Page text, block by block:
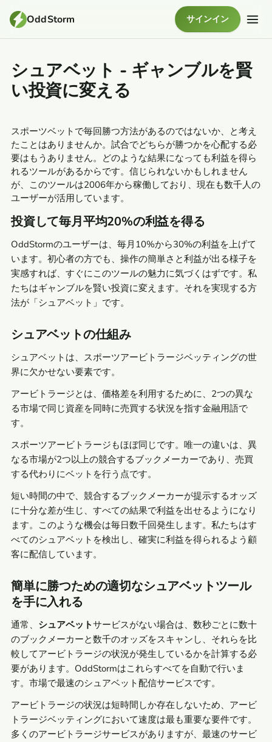
OddStorm サインイン
シュアベット - ギャンブルを賢
い投資に変える
スポーツベットで毎回勝つ方法があるのではないか、と考え
たことはありませんか。試合でどちらが勝つかを心配する必
要はもうありません。どのような結果になっても利益を得ら
れるツールがあるからです。信じられないかもしれません
が、このツールは2006年から稼働しており、現在も数千人の
ユーザーが活用しています。
投資して毎月平均20%の利益を得る
OddStormのユーザーは、毎月10%から30%の利益を上げて
います。初心者の方でも、操作の簡単さと利益が出る様子を
実感すれば、すぐにこのツールの魅力に気づくはずです。私
たちはギャンブルを賢い投資に変えます。それを実現する方
法が「シュアベット」です。
シュアベットの仕組み
シュアベットは、スポーツアービトラージベッティングの世
界に欠かせない要素です。
アービトラージとは、価格差を利用するために、2つの異な
る市場で同じ資産を同時に売買する状況を指す金融用語で
す。
スポーツアービトラージもほぼ同じです。唯一の違いは、異
なる市場が2つ以上の競合するブックメーカーであり、売買
する代わりにベットを行う点です。
短い時間の中で、競合するブックメーカーが提示するオッズ
に十分な差が生じ、すべての結果で利益を出せるようになり
ます。このような機会は毎日数千回発生します。私たちはす
べてのシュアベットを検出し、確実に利益を得られるよう顧
客に配信しています。
簡単に勝つための適切なシュアベットツール
を手に入れる
通常、 シュアベットサービスがない場合は、数秒ごとに数十
のブックメーカーと数千のオッズをスキャンし、それらを比
較してアービトラージの状況が発生しているかを計算する必
要があります。OddStormはこれらすべてを自動で行いま
す。市場で最速のシュアベット配信サービスです。
アービトラージの状況は短時間しか存在しないため、アービ
トラージベッティングにおいて速度は最も重要な要件です。
多くのアービトラージサービスがありますが、最速のサービ